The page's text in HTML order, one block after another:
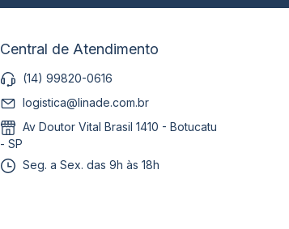
Central de Atendimento
(14) 99820-0616
logistica@linade.com.br
Av Doutor Vital Brasil 1410 - Botucatu
- SP
Seg. a Sex. das 9h às 18h